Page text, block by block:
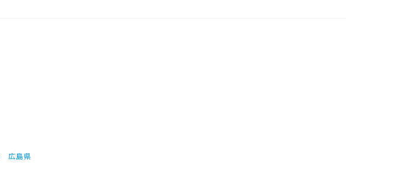
広島県